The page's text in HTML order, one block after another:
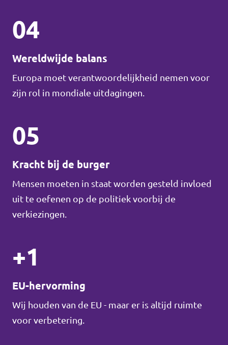
04
Wereldwijde balans
Europa moet verantwoordelijkheid nemen voor
zijn rol in mondiale uitdagingen.
05
Kracht bij de burger
Mensen moeten in staat worden gesteld invloed
uit te oefenen op de politiek voorbij de
verkiezingen.
+1
EU-hervorming
Wij houden van de EU - maar er is altijd ruimte
voor verbetering.